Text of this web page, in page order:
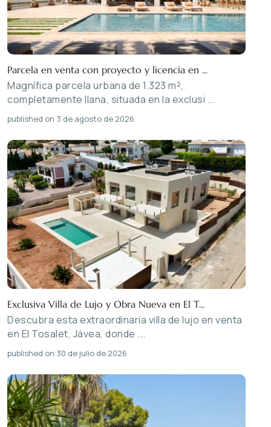
Parcela en venta con proyecto y licencia en ...
Magnífica parcela urbana de 1.323 m²,
completamente llana, situada en la exclusi ...
published on 3 de agosto de 2026
Exclusiva Villa de Lujo y Obra Nueva en El T...
Descubra esta extraordinaria villa de lujo en venta
en El Tosalet, Jávea, donde ...
published on 30 de julio de 2026